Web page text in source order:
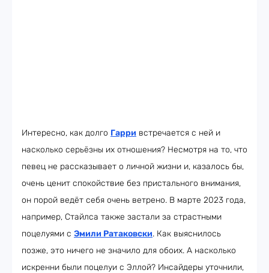
Интересно, как долго Гарри встречается с ней и
насколько серьёзны их отношения? Несмотря на то, что
певец не рассказывает о личной жизни и, казалось бы,
очень ценит спокойствие без пристального внимания,
он порой ведёт себя очень ветрено. В марте 2023 года,
например, Стайлса также застали за страстными
поцелуями с Эмили Ратаковски. Как выяснилось
позже, это ничего не значило для обоих. А насколько
искренни были поцелуи с Эллой? Инсайдеры уточнили,